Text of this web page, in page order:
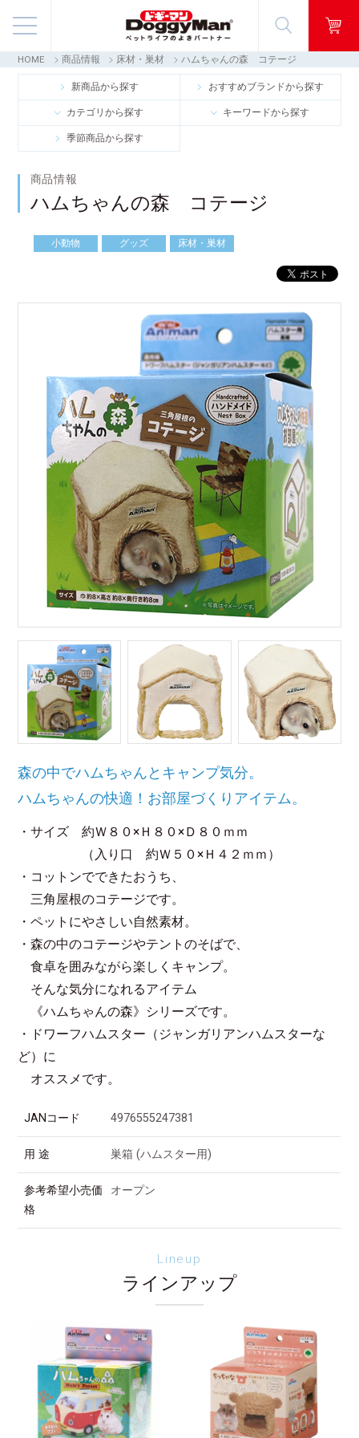
商品情報
映像ギャラリー
お客様窓口・Q＆A
会社情報
サイトマップ English
HOME 商品情報 床材・巣材 ハムちゃんの森 コテージ
新商品から探す おすすめブランドから探す
カテゴリから探す キーワードから探す
季節商品から探す
商品情報
ハムちゃんの森 コテージ
小動物 グッズ 床材・巣材
森の中でハムちゃんとキャンプ気分。
ハムちゃんの快適！お部屋づくりアイテム。
・サイズ 約Ｗ８０×Ｈ８０×Ｄ８０ｍｍ
（入り口 約Ｗ５０×Ｈ４２ｍｍ）
・コットンでできたおうち、
三角屋根のコテージです。
・ペットにやさしい自然素材。
・森の中のコテージやテントのそばで、
食卓を囲みながら楽しくキャンプ。
そんな気分になれるアイテム
《ハムちゃんの森》シリーズです。
・ドワーフハムスター（ジャンガリアンハムスターな
ど）に
オススメです。
JANコード 4976555247381
用 途 巣箱 (ハムスター用)
参考希望小売価
格
オープン
Lineup
ラインアップ